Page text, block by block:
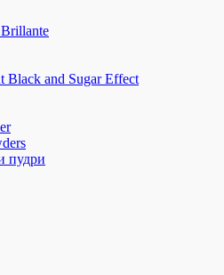
Black and Sugar Effect
пудри